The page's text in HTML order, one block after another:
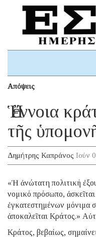
Απόψεις
Ἡ ἔννοια
τῆς
Δημήτρης Καπράνος Ιούν
«Ἡ ἀνώτατη πολιτική
νομικό πρόσωπο,
ἐγκατεστημένων μόνιμα
ἀποκαλεῖται Κράτος.»
Κράτος, βεβαίως,